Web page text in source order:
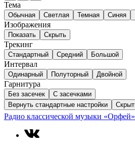
Тема
Обычная Светлая Темная Синяя
Изображения
Показать Скрыть
Трекинг
Стандартный Средний Большой
Интервал
Одинарный Полуторный Двойной
Гарнитура
Без засечек
С засечками
Вернуть стандартные настройки
Радио классической музыки «Орфей»